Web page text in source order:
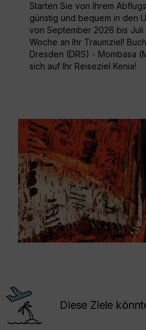
Starten Sie von Ihrem
günstig und bequem in den
von September 2026 bis
Woche an Ihr Traumziel!
Dresden (DRS) - Mombasa
sich auf Ihr Reiseziel Kenia!
Diese Ziele